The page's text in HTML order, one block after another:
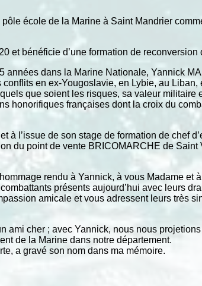
pôle école de la Marine à Saint Mandrier
et bénéficie d’une formation de
années dans la Marine Nationale, Yannick
conflits en ex-Yougoslavie, en Lybie, au
que soient les risques, sa valeur
honorifiques françaises dont la croix du
à l’issue de son stage de formation de chef
du point de vente BRICOMARCHE de
rendu à Yannick, à vous Madame
présents aujourd’hui avec leurs
amicale et vous adressent leurs très
ami cher ; avec Yannick, nous nous
de la Marine dans notre département.
a gravé son nom dans ma mémoire.